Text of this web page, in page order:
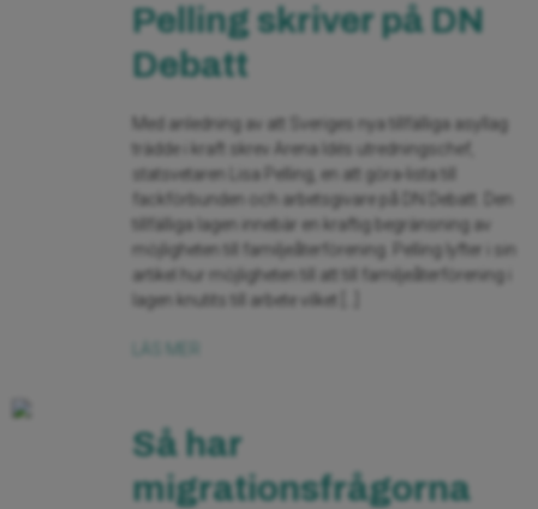
Pelling skriver på DN
Debatt
Med anledning av att Sveriges nya tillfälliga asyllag
trädde i kraft skrev Arena Idés utredningschef,
statsvetaren Lisa Pelling, en att göra-lista till
fackförbunden och arbetsgivare på DN Debatt. Den
tillfälliga lagen innebär en kraftig begränsning av
möjligheten till familjeåterförening. Pelling lyfter i sin
artikel hur möjligheten till att till familjeåterförening i
lagen knutits till arbete vilket […]
Så har
migrationsfrågorna